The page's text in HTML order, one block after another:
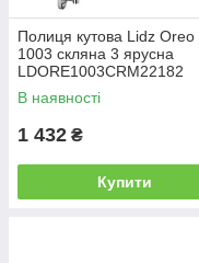
Полиця кутова Lidz Oreo
1003 скляна 3 ярусна
LDORE1003CRM22182
Chrome
В наявності
1 432 ₴
Купити